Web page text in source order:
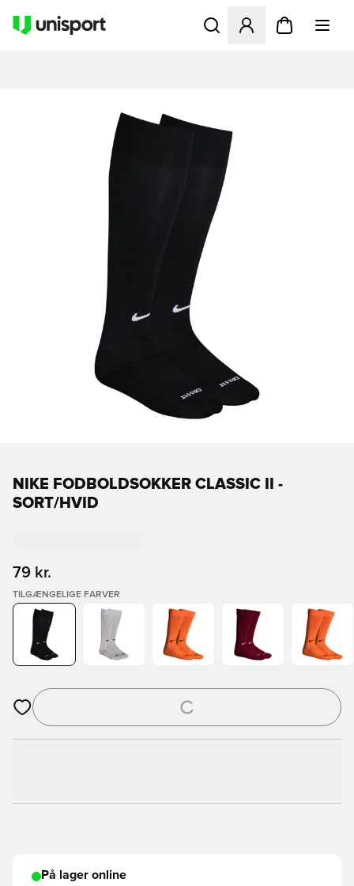
Åbner en Modal til at
NIKE FODBOLDSOKKER CLASSIC II -
SORT/HVID
79 kr.
TILGÆNGELIGE FARVER
Åbner en Modal til at logge ind eller tilmelde dig som medlem
På lager online